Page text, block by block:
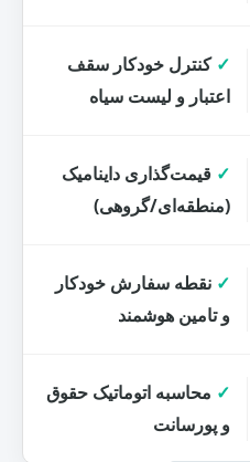
✓ کنترل خودکار سقف
اعتبار و لیست سیاه
✓ قیمت‌گذاری داینامیک
(منطقه‌ای/گروهی)
✓ نقطه سفارش خودکار
و تامین هوشمند
✓ محاسبه اتوماتیک حقوق
و پورسانت